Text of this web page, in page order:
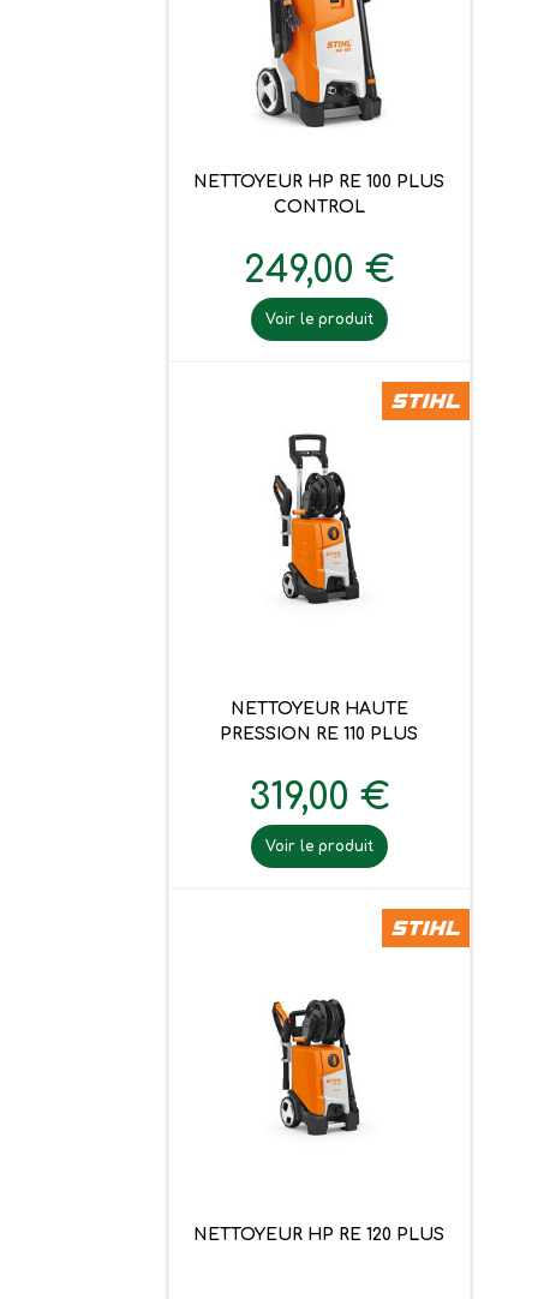
NETTOYEUR HP RE 100 PLUS
CONTROL
249,00 €
Voir le produit
NETTOYEUR HAUTE
PRESSION RE 110 PLUS
319,00 €
Voir le produit
NETTOYEUR HP RE 120 PLUS